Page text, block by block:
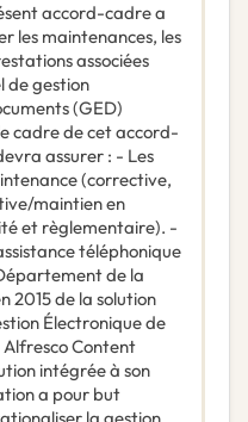
accord-cadre a
les maintenances, les
associées
de gestion
(GED)
cadre de cet accord-
assurer : - Les
(corrective,
maintien en
et règlementaire). -
téléphonique
de la
2015 de la solution
Électronique de
Content
intégrée à son
a pour but